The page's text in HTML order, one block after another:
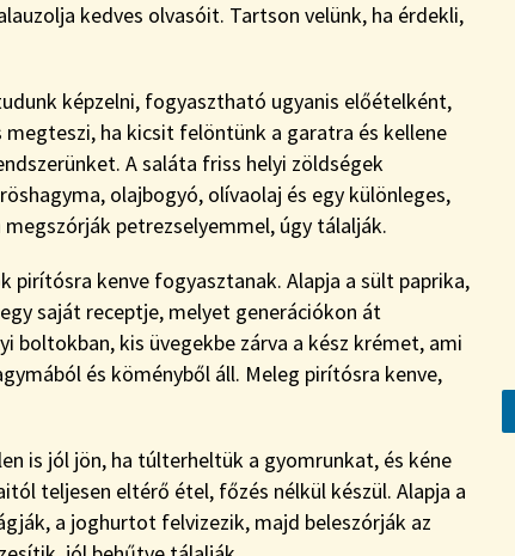
kedves olvasóit. Tartson velünk, ha érdekli,
képzelni, fogyasztható ugyanis előételként,
ha kicsit felöntünk a garatra és kellene
A saláta friss helyi zöldségek
olajbogyó, olívaolaj és egy különleges,
petrezselyemmel, úgy tálalják.
pirítósra kenve fogyasztanak. Alapja a sült paprika,
saját receptje, melyet generációkon át
boltokban, kis üvegekbe zárva a kész krémet, ami
és köményből áll. Meleg pirítósra kenve,
is jól jön, ha túlterheltük a gyomrunkat, és kéne
teljesen eltérő étel, főzés nélkül készül. Alapja a
a joghurtot felvizezik, majd beleszórják az